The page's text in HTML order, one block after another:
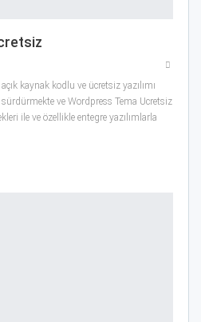
kaynak kodlu ve ücretsiz yazılımı
ve Wordpress Tema Ucretsiz
ile ve özellikle entegre yazılımlarla